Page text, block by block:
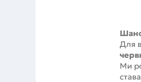
Для
Ми